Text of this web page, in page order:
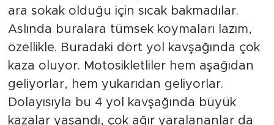
ara sokak olduğu için sıcak bakmadılar.
Aslında buralara tümsek koymaları lazım,
özellikle. Buradaki dört yol kavşağında çok
kaza oluyor. Motosikletliler hem aşağıdan
geliyorlar, hem yukarıdan geliyorlar.
Dolayısıyla bu 4 yol kavşağında büyük
kazalar yaşandı, çok ağır yaralananlar da